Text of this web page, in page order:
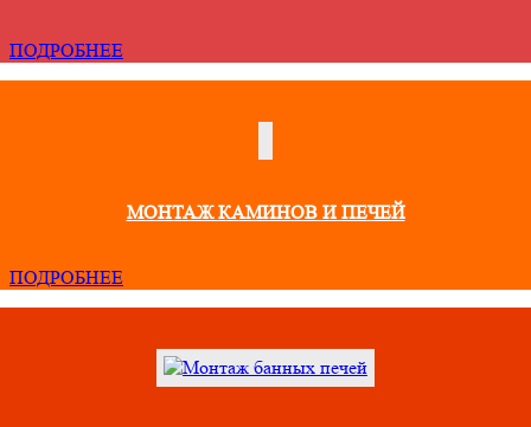
ПОДРОБНЕЕ
МОНТАЖ КАМИНОВ И ПЕЧЕЙ
ПОДРОБНЕЕ